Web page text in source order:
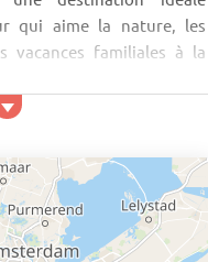
qui aime la nature, les
familiales à la
sérénité spectaculaire.
vous ressourcer